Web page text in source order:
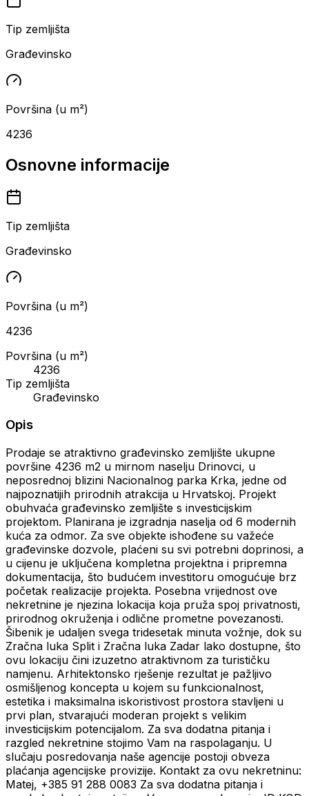
Tip zemljišta
Građevinsko
Površina (u m²)
4236
Osnovne informacije
Tip zemljišta
Građevinsko
Površina (u m²)
4236
Površina (u m²)
4236
Tip zemljišta
Građevinsko
Opis
Prodaje se atraktivno građevinsko zemljište ukupne
površine 4236 m2 u mirnom naselju Drinovci, u
neposrednoj blizini Nacionalnog parka Krka, jedne od
najpoznatijih prirodnih atrakcija u Hrvatskoj. Projekt
obuhvaća građevinsko zemljište s investicijskim
projektom. Planirana je izgradnja naselja od 6 modernih
kuća za odmor. Za sve objekte ishođene su važeće
građevinske dozvole, plaćeni su svi potrebni doprinosi, a
u cijenu je uključena kompletna projektna i pripremna
dokumentacija, što budućem investitoru omogućuje brz
početak realizacije projekta. Posebna vrijednost ove
nekretnine je njezina lokacija koja pruža spoj privatnosti,
prirodnog okruženja i odlične prometne povezanosti.
Šibenik je udaljen svega tridesetak minuta vožnje, dok su
Zračna luka Split i Zračna luka Zadar lako dostupne, što
ovu lokaciju čini izuzetno atraktivnom za turističku
namjenu. Arhitektonsko rješenje rezultat je pažljivo
osmišljenog koncepta u kojem su funkcionalnost,
estetika i maksimalna iskoristivost prostora stavljeni u
prvi plan, stvarajući moderan projekt s velikim
investicijskim potencijalom. Za sva dodatna pitanja i
razgled nekretnine stojimo Vam na raspolaganju. U
slučaju posredovanja naše agencije postoji obveza
plaćanja agencijske provizije. Kontakt za ovu nekretninu:
Matej, +385 91 288 0083 Za sva dodatna pitanja i